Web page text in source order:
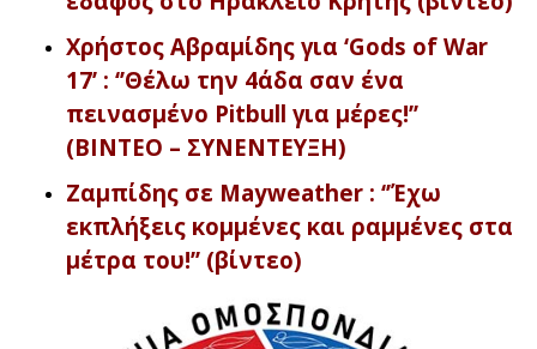
Χρήστος Αβραμίδης για ‘Gods of War
17’ : ‘’Θέλω την 4άδα σαν ένα
πεινασμένο Pitbull για μέρες!’’
(ΒΙΝΤΕΟ – ΣΥΝΕΝΤΕΥΞΗ)
Ζαμπίδης σε Mayweather : ‘’Έχω
εκπλήξεις κομμένες και ραμμένες στα
μέτρα του!’’ (βίντεο)